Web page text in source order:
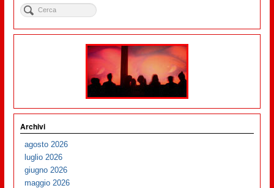
Archivi
agosto 2026
luglio 2026
giugno 2026
maggio 2026